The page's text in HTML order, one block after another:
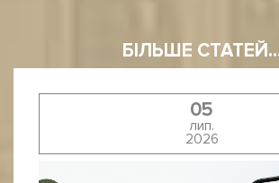
БІЛЬШЕ
05
лип.
2026